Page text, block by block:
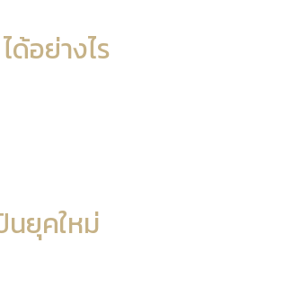
อย่างไร
นยุคใหม่